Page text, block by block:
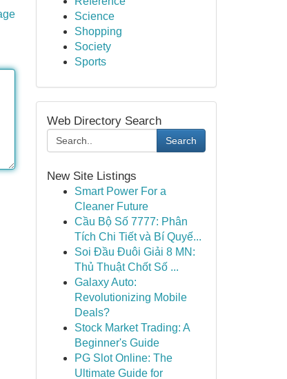
Science
Shopping
Society
Sports
Web Directory Search
Search
New Site Listings
Smart Power For a
Cleaner Future
Cầu Bộ Số 7777: Phân
Tích Chi Tiết và Bí Quyế...
Soi Đầu Đuôi Giải 8 MN:
Thủ Thuật Chốt Số ...
Galaxy Auto:
Revolutionizing Mobile
Deals?
Stock Market Trading: A
Beginner's Guide
PG Slot Online: The
Ultimate Guide for